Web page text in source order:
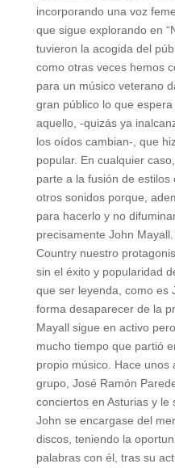
incorporando una voz
que sigue explorando en
tuvieron la acogida del
como otras veces hemos
para un músico veterano
gran público lo que
aquello, -quizás ya
los oídos cambian-, que
popular. En cualquier
parte a la fusión de
otros sonidos porque,
para hacerlo y no
precisamente John
Country nuestro
sin el éxito y popularidad
que ser leyenda, como es
forma desaparecer de la
Mayall sigue en activo
mucho tiempo que partió
propio músico. Hace unos
grupo, José Ramón
conciertos en Asturias y
John se encargase del
discos, teniendo la
palabras con él, tras su